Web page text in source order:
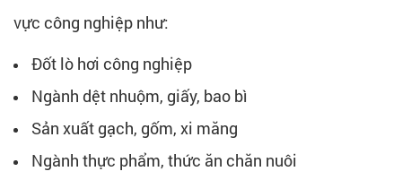
vực công nghiệp như:
Đốt lò hơi công nghiệp
Ngành dệt nhuộm, giấy, bao bì
Sản xuất gạch, gốm, xi măng
Ngành thực phẩm, thức ăn chăn nuôi